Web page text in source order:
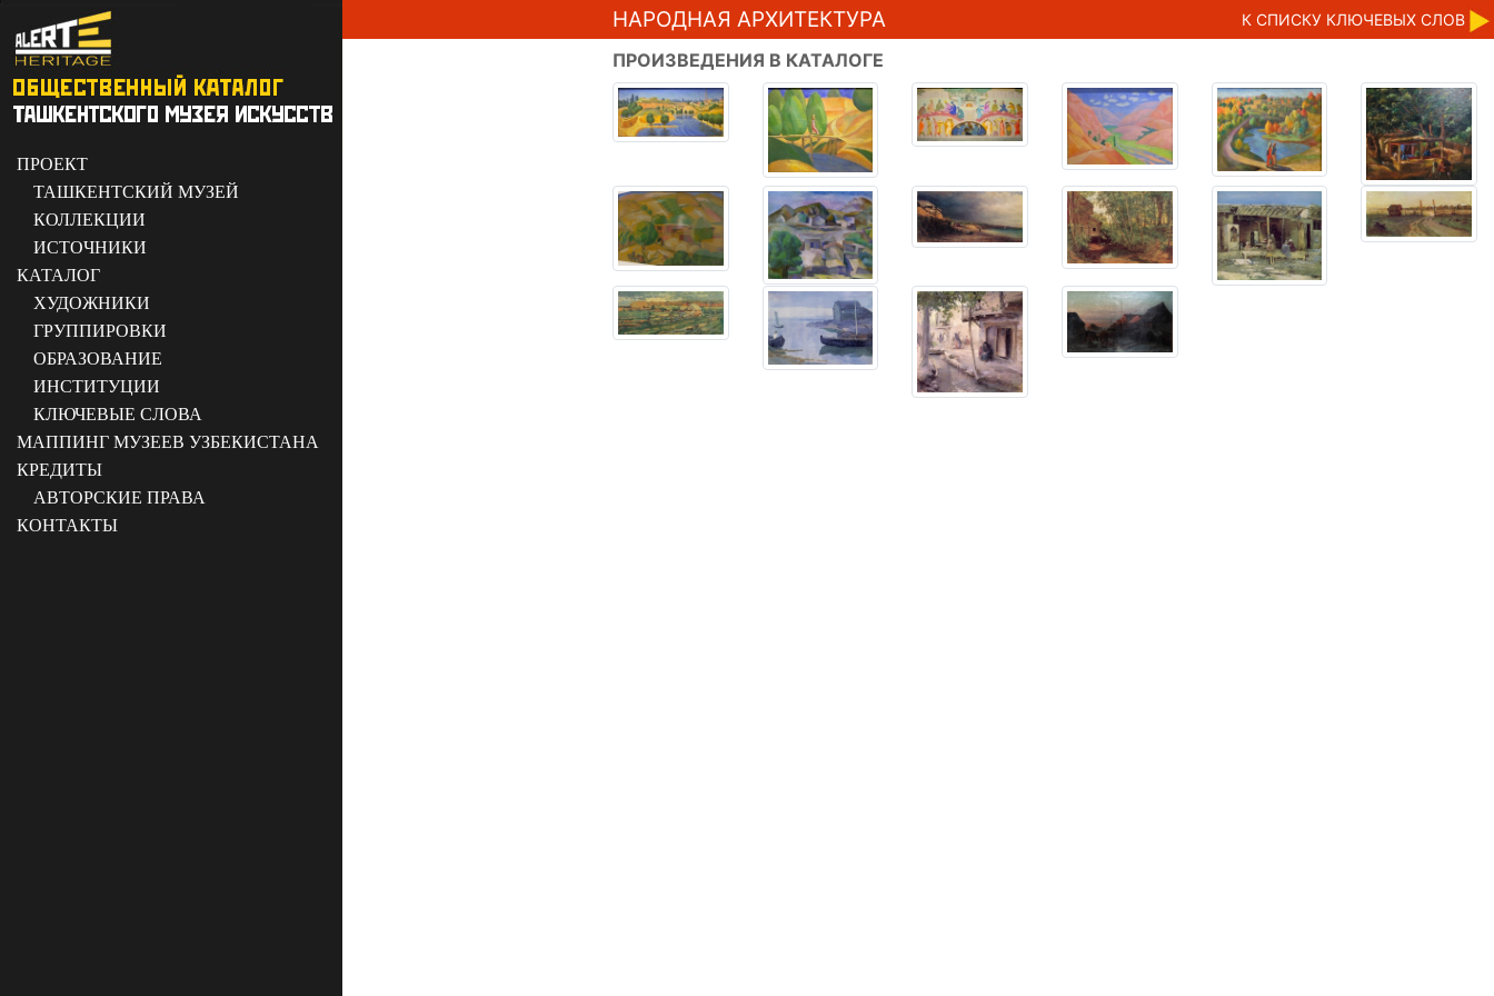
ПРОЕКТ
ТАШКЕНТСКИЙ МУЗЕЙ
КОЛЛЕКЦИИ
ИСТОЧНИКИ
КАТАЛОГ
ХУДОЖНИКИ
ГРУППИРОВКИ
ОБРАЗОВАНИЕ
ИНСТИТУЦИИ
КЛЮЧЕВЫЕ СЛОВА
МАППИНГ МУЗЕЕВ УЗБЕКИСТАНА
КРЕДИТЫ
АВТОРСКИЕ ПРАВА
КОНТАКТЫ
НАРОДНАЯ АРХИТЕКТУРА К CПИСКУ КЛЮЧЕВЫХ СЛОВ
ПРОИЗВЕДЕНИЯ В КАТАЛОГЕ